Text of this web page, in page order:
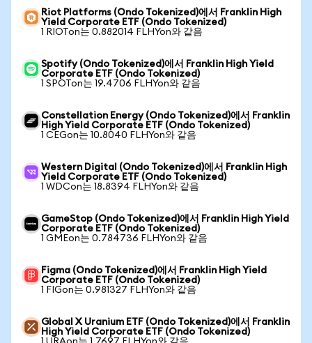
Riot Platforms (Ondo Tokenized)에서 Franklin High
Yield Corporate ETF (Ondo Tokenized)
1 RIOTon는 0.882014 FLHYon와 같음
Spotify (Ondo Tokenized)에서 Franklin High Yield
Corporate ETF (Ondo Tokenized)
1 SPOTon는 19.4706 FLHYon와 같음
Constellation Energy (Ondo Tokenized)에서 Franklin
High Yield Corporate ETF (Ondo Tokenized)
1 CEGon는 10.8040 FLHYon와 같음
Western Digital (Ondo Tokenized)에서 Franklin High
Yield Corporate ETF (Ondo Tokenized)
1 WDCon는 18.8394 FLHYon와 같음
GameStop (Ondo Tokenized)에서 Franklin High Yield
Corporate ETF (Ondo Tokenized)
1 GMEon는 0.784736 FLHYon와 같음
Figma (Ondo Tokenized)에서 Franklin High Yield
Corporate ETF (Ondo Tokenized)
1 FIGon는 0.981327 FLHYon와 같음
Global X Uranium ETF (Ondo Tokenized)에서 Franklin
High Yield Corporate ETF (Ondo Tokenized)